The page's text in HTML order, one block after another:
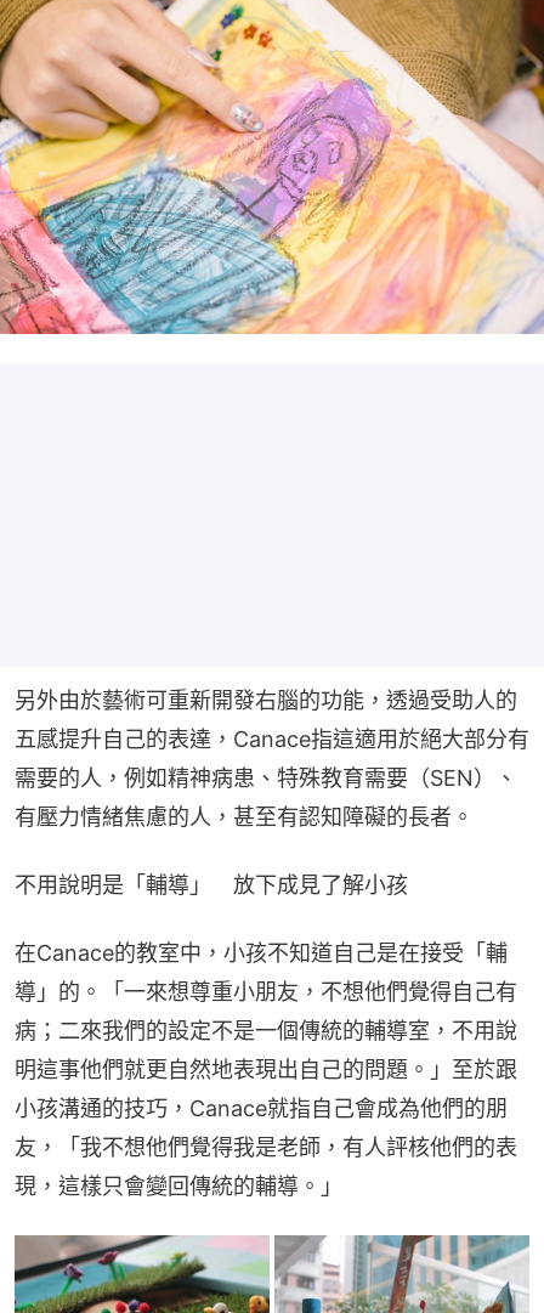
另外由於藝術可重新開發右腦的功能，透過受助人的
五感提升自己的表達，Canace指這適用於絕大部分有
需要的人，例如精神病患、特殊教育需要（SEN）、
有壓力情緒焦慮的人，甚至有認知障礙的長者。
不用說明是「輔導」　放下成見了解小孩
在Canace的教室中，小孩不知道自己是在接受「輔
導」的。「一來想尊重小朋友，不想他們覺得自己有
病；二來我們的設定不是一個傳統的輔導室，不用說
明這事他們就更自然地表現出自己的問題。」至於跟
小孩溝通的技巧，Canace就指自己會成為他們的朋
友，「我不想他們覺得我是老師，有人評核他們的表
現，這樣只會變回傳統的輔導。」